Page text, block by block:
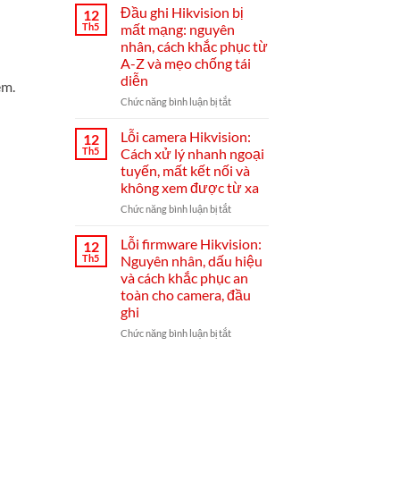
trực
tiếp
đầu
ghi
Hikvision
dẫn
chọn,
lắp
đặt
và
đặt
từ
A–
Z
12
Th5
Đầu ghi Hikvision bị
mất mạng: nguyên
nhân, cách khắc phục từ
A-Z và mẹo chống tái
diễn
Chức năng bình luận bị tắtở
ghi
bị
mất
mạng:
nguyên
cách
khắc
phục
từ
A-
12
Th5
Lỗi camera Hikvision:
Cách xử lý nhanh ngoại
tuyến, mất kết nối và
không xem được từ xa
Chức năng bình luận bị tắtở
camera
Hikvision:
Cách
xử
lý
ngoại
12
Th5
Lỗi firmware Hikvision:
Nguyên nhân, dấu hiệu
và cách khắc phục an
toàn cho camera, đầu
ghi
Chức năng bình luận bị tắtở